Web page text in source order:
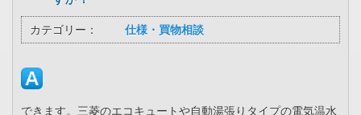
カテゴリー： 仕様・買物相談
できます。三菱のエコキュートや自動湯張りタイプの電気温水